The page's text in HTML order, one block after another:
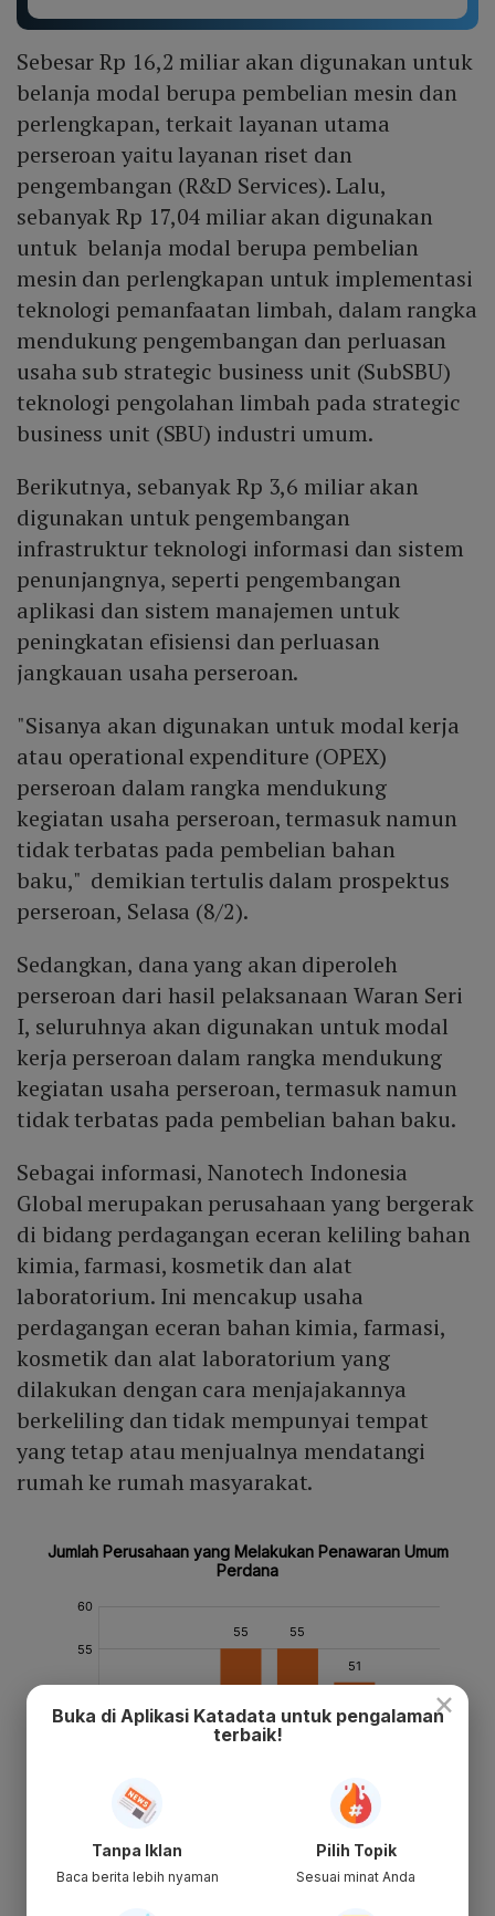
Sebesar Rp 16,2 miliar akan digunakan untuk
belanja modal berupa pembelian mesin dan
perlengkapan, terkait layanan utama
perseroan yaitu layanan riset dan
pengembangan (R&D Services). Lalu,
sebanyak Rp 17,04 miliar akan digunakan
untuk belanja modal berupa pembelian
mesin dan perlengkapan untuk implementasi
teknologi pemanfaatan limbah, dalam rangka
mendukung pengembangan dan perluasan
usaha sub strategic business unit (SubSBU)
teknologi pengolahan limbah pada strategic
business unit (SBU) industri umum.
Berikutnya, sebanyak Rp 3,6 miliar akan
digunakan untuk pengembangan
infrastruktur teknologi informasi dan sistem
penunjangnya, seperti pengembangan
aplikasi dan sistem manajemen untuk
peningkatan efisiensi dan perluasan
jangkauan usaha perseroan.
"Sisanya akan digunakan untuk modal kerja
atau operational expenditure (OPEX)
perseroan dalam rangka mendukung
kegiatan usaha perseroan, termasuk namun
tidak terbatas pada pembelian bahan
baku," demikian tertulis dalam prospektus
perseroan, Selasa (8/2).
Sedangkan, dana yang akan diperoleh
perseroan dari hasil pelaksanaan Waran Seri
I, seluruhnya akan digunakan untuk modal
kerja perseroan dalam rangka mendukung
kegiatan usaha perseroan, termasuk namun
tidak terbatas pada pembelian bahan baku.
Sebagai informasi, Nanotech Indonesia
Global merupakan perusahaan yang bergerak
di bidang perdagangan eceran keliling bahan
kimia, farmasi, kosmetik dan alat
laboratorium. Ini mencakup usaha
perdagangan eceran bahan kimia, farmasi,
kosmetik dan alat laboratorium yang
dilakukan dengan cara menjajakannya
berkeliling dan tidak mempunyai tempat
yang tetap atau menjualnya mendatangi
rumah ke rumah masyarakat.
×
Buka di Aplikasi Katadata untuk pengalaman
terbaik!
Tanpa Iklan
Baca berita lebih nyaman
Pilih Topik
Sesuai minat Anda